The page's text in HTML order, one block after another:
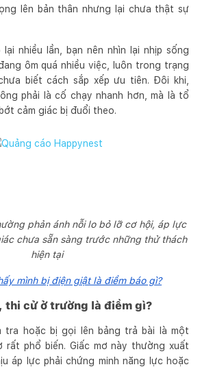
lên bản thân nhưng lại chưa thật sự
lại nhiều lần, bạn nên nhìn lại nhịp sống
ôm quá nhiều việc, luôn trong trạng
biết cách sắp xếp ưu tiên. Đôi khi,
phải là cố chạy nhanh hơn, mà là tổ
cảm giác bị đuổi theo.
phản ánh nỗi lo bỏ lỡ cơ hội, áp lực
chưa sẵn sàng trước những thử thách
hiện tại
mình bị điện giật là điềm báo gì?
thi cử ở trường là điềm gì?
tra hoặc bị gọi lên bảng trả bài là một
rất phổ biến. Giấc mơ này thường xuất
áp lực phải chứng minh năng lực hoặc